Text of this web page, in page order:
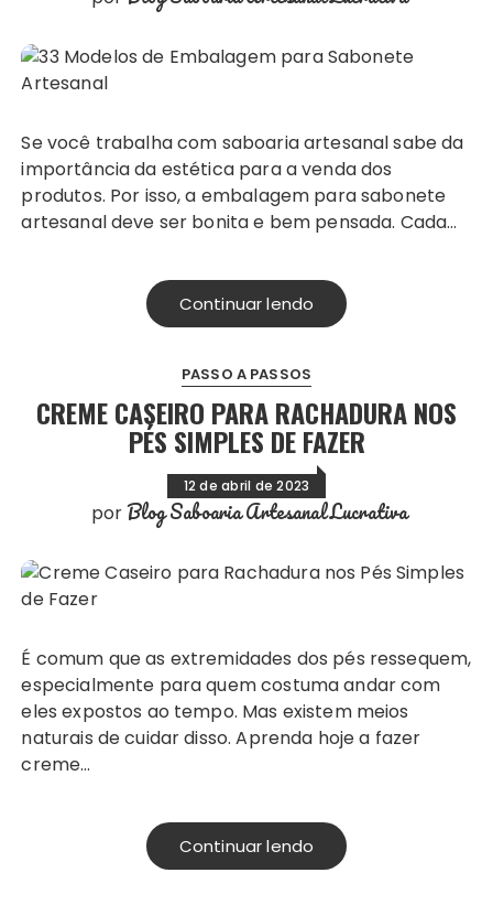
Se você trabalha com saboaria artesanal sabe da
importância da estética para a venda dos
produtos. Por isso, a embalagem para sabonete
artesanal deve ser bonita e bem pensada. Cada…
Continuar lendo
PASSO A PASSOS
CREME CASEIRO PARA RACHADURA NOS
PÉS SIMPLES DE FAZER
12 de abril de 2023
por Blog Saboaria Artesanal Lucrativa
É comum que as extremidades dos pés ressequem,
especialmente para quem costuma andar com
eles expostos ao tempo. Mas existem meios
naturais de cuidar disso. Aprenda hoje a fazer
creme…
Continuar lendo